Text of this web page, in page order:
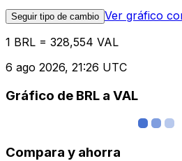
Seguir tipo de cambio Ver gráfico
1 BRL = 328,554 VAL
6 ago 2026, 21:26 UTC
Gráfico de BRL a VAL
Compara y ahorra